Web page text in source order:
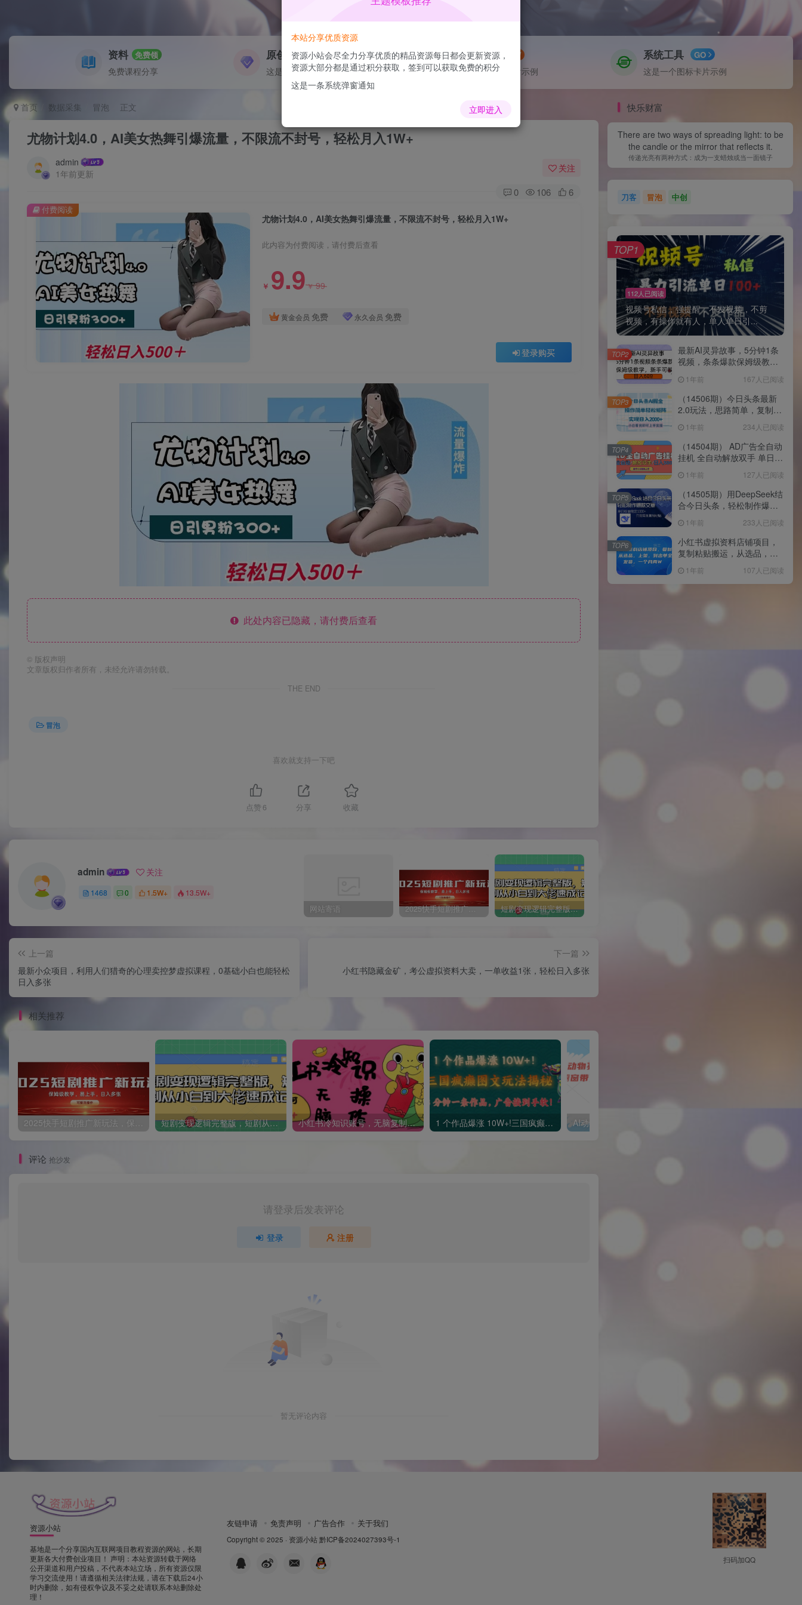
资料 免费领
免费课程分享
原创作品 VIP抢先
这是一个图标卡片示例
灵感来源 NEW
这是一个图标卡片示例
系统工具 GO
这是一个图标卡片示例
首页 数据采集 冒泡 正文
尤物计划4.0，AI美女热舞引爆流量，不限流不封号，轻松月入1W+
admin
1年前更新
关注
0 106 6
尤物计划4.0，AI美女热舞引爆流量，不限流不封号，轻松月入1W+
此内容为付费阅读，请付费后查看
￥ 9.9￥99
黄金会员 免费 永久会员 免费
登录购买
付费阅读
此处内容已隐藏，请付费后查看
© 版权声明
文章版权归作者所有，未经允许请勿转载。
THE END
冒泡
喜欢就支持一下吧
点赞 6 分享 收藏
admin 关注
1468 0 1.5W+ 13.5W+
网站寄语 2025快手短剧推广新玩法，保姆级教学，日入多张，可矩阵操作 短剧变现逻辑完整版，短剧从小白到大佬速成记
上一篇
最新小众项目，利用人们猎奇的心理卖控梦虚拟课程，0基础小白也能轻松
日入多张
下一篇
小红书隐藏金矿，考公虚拟资料大卖，一单收益1张，轻松日入多张
相关推荐
2025快手短剧推广新玩法，保姆级教学，日入多张，可矩阵操作 短剧变现逻辑完整版，短剧从小白到大佬速成记 小红书冷知识账号，无脑复制粘贴，5分钟即可变现3张 1 个作品爆涨 10W+!三国疯癫图文玩法揭秘，3 分钟一条作品，广告接到手软!(附详细教学)
评论 抢沙发
请登录后发表评论
登录 注册
暂无评论内容
快乐财富
There are two ways of spreading light: to be
the candle or the mirror that reflects it.
传递光亮有两种方式：成为一支蜡烛或当一面镜子
刀客 冒泡 中创
112人已阅读
视频号私信，强提醒，不发视频，不剪
视频，有操作就有人，单人单日引...
TOP1
最新AI灵异故事，5分钟1条
视频，条条爆款保姆级教
1年前 167人已阅读
TOP2
（14506期）今日头条最新
2.0玩法，思路简单，复制粘
2000+
1年前 234人已阅读
TOP3
（14504期） AD广告全自动
挂机 全自动解放双手 单日
1年前 127人已阅读
TOP4
（14505期）用DeepSeek结
合今日头条，轻松制作爆款
需简单…
1年前 233人已阅读
TOP5
小红书虚拟资料店铺项目，
复制粘贴搬运，从选品，上
个月两W
1年前 107人已阅读
TOP6
资源小站
基地是一个分享国内互联网项目教程资源的网站，长期
更新各大付费创业项目！ 声明：本站资源转载于网络
公开渠道和用户投稿，不代表本站立场，所有资源仅限
学习交流使用！请遵循相关法律法规，请在下载后24小
时内删除，如有侵权争议及不妥之处请联系本站删除处
理！
友链申请 免责声明 广告合作 关于我们
Copyright © 2025 · 资源小站黔ICP备2024027393号-1
扫码加QQ
本站分享优质资源
资源小站会尽全力分享优质的精品资源每日都会更新资源，
资源大部分都是通过积分获取，签到可以获取免费的积分
这是一条系统弹窗通知
立即进入